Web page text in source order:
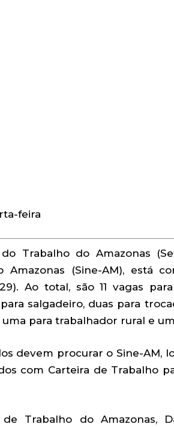
feira
Trabalho do Amazonas
Amazonas (Sine-AM), está
Ao total, são 11 vagas
salgadeiro, duas para
para trabalhador rural e
devem procurar o Sine-AM,
com Carteira de Trabalho
Trabalho do Amazonas,